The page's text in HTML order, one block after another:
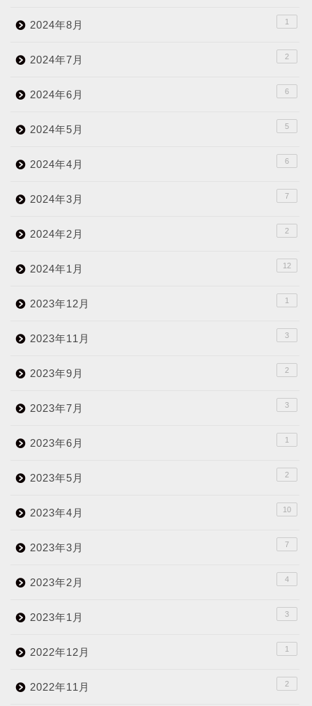
2024年8月 1
2024年7月 2
2024年6月 6
2024年5月 5
2024年4月 6
2024年3月 7
2024年2月 2
2024年1月 12
2023年12月 1
2023年11月 3
2023年9月 2
2023年7月 3
2023年6月 1
2023年5月 2
2023年4月 10
2023年3月 7
2023年2月 4
2023年1月 3
2022年12月 1
2022年11月 2